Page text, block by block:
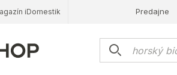
iDomestik Predajne